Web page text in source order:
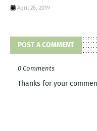
April 26, 2019
POST A COMMENT
0 Comments
Thanks for your